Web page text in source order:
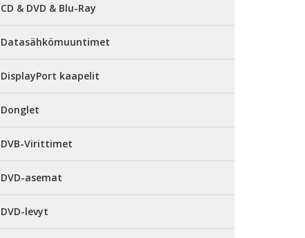
CD & DVD & Blu-Ray
Datasähkömuuntimet
DisplayPort kaapelit
Donglet
DVB-Virittimet
DVD-asemat
DVD-levyt